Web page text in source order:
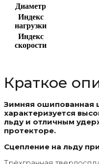
Диаметр
Индекс
нагрузки
Индекс
скорости
Краткое
Зимняя ошипованная
характеризуется
льду и отличным
протекторе.
Сцепление на льду